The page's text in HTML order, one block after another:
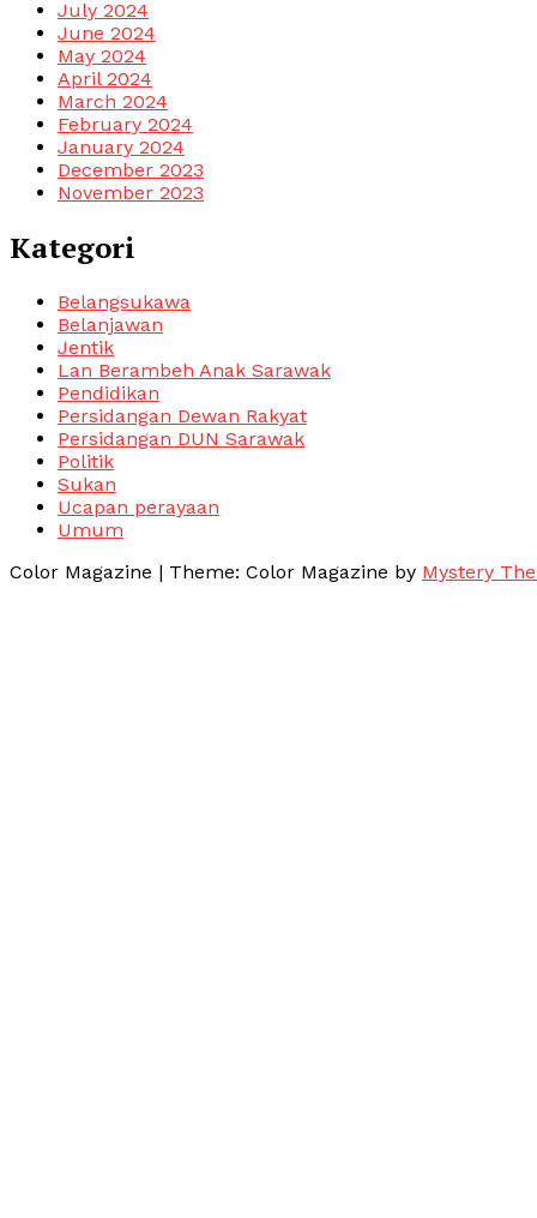
July 2024
June 2024
May 2024
April 2024
March 2024
February 2024
January 2024
December 2023
November 2023
Kategori
Belangsukawa
Belanjawan
Jentik
Lan Berambeh Anak Sarawak
Pendidikan
Persidangan Dewan Rakyat
Persidangan DUN Sarawak
Politik
Sukan
Ucapan perayaan
Umum
Color Magazine | Theme: Color Magazine by Mystery